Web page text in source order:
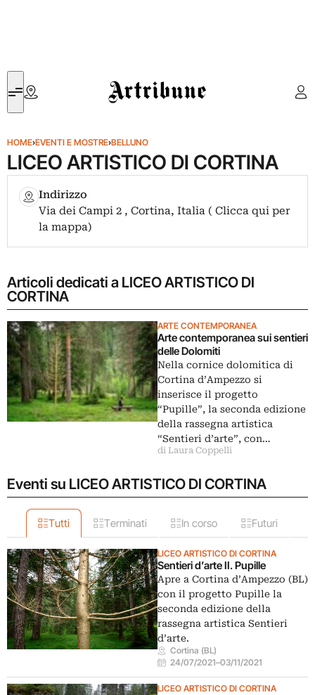
Artribune
HOME›EVENTI E MOSTRE›BELLUNO
LICEO ARTISTICO DI CORTINA
Indirizzo
Via dei Campi 2 , Cortina, Italia ( Clicca qui per
la mappa)
Articoli dedicati a LICEO ARTISTICO DI
CORTINA
ARTE CONTEMPORANEA
Arte contemporanea sui sentieri
delle Dolomiti
Nella cornice dolomitica di
Cortina d’Ampezzo si
inserisce il progetto
“Pupille”, la seconda edizione
della rassegna artistica
“Sentieri d’arte”, con…
di Laura Coppelli
Eventi su LICEO ARTISTICO DI CORTINA
Tutti Terminati In corso Futuri
LICEO ARTISTICO DI CORTINA
Sentieri d’arte II. Pupille
Apre a Cortina d’Ampezzo (BL)
con il progetto Pupille la
seconda edizione della
rassegna artistica Sentieri
d’arte.
Cortina (BL)
24/07/2021–03/11/2021
LICEO ARTISTICO DI CORTINA